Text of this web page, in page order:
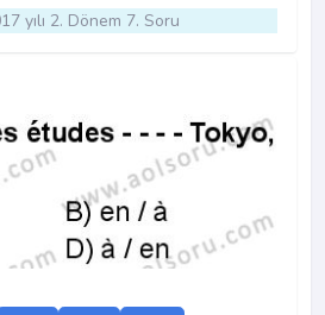
yılı 2. Dönem 7. Soru